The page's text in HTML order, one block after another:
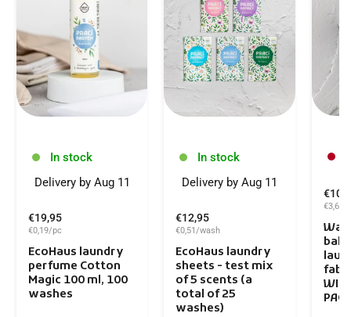
In stock
Delivery by Aug 11
€19,95
€0,19/pc
EcoHaus laundry
perfume Cotton
Magic 100 ml, 100
washes
In stock
Delivery by Aug 11
€12,95
€0,51/wash
EcoHaus laundry
sheets - test mix
of 5 scents (a
total of 25
washes)
€3,65/